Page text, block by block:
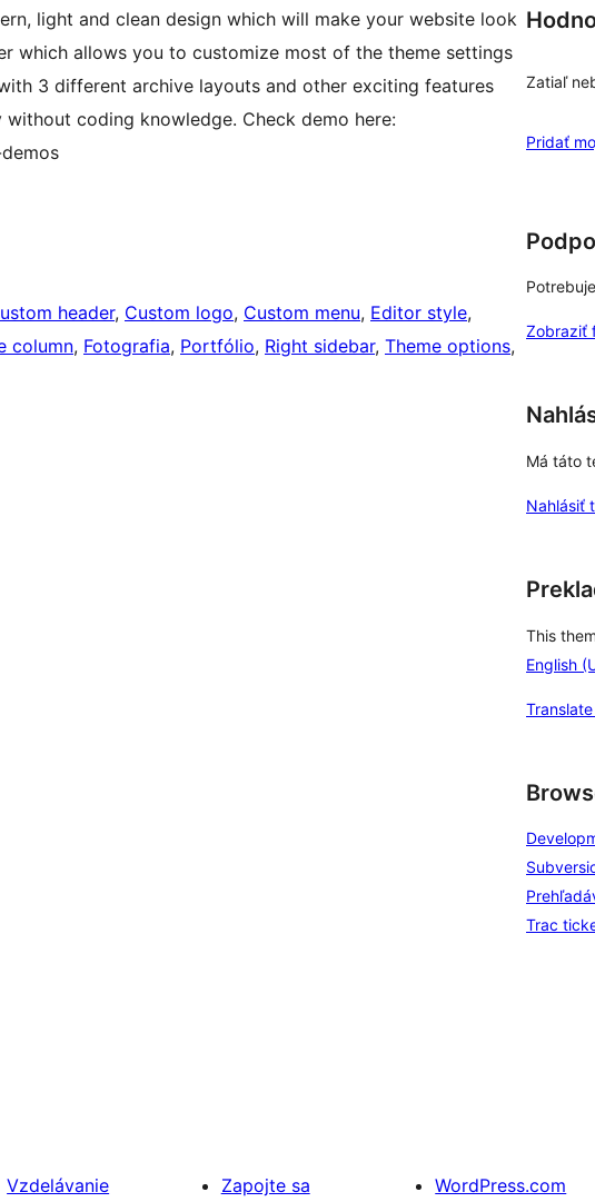
light and clean design which will make your website look
which allows you to customize most of the theme settings
3 different archive layouts and other exciting features
coding knowledge. Check demo here:
header, Custom logo, Custom menu, Editor style
column, Fotografia, Portfólio, Right sidebar, Theme options
Zatiaľ
Pridať
Zobraziť
Má táto
Nahlásiť
This
English
Trac
Vzdelávanie Zapojte sa WordPress.com